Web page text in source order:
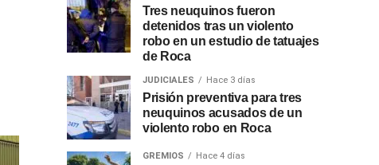
Tres neuquinos fueron
detenidos tras un violento
robo en un estudio de tatuajes
de Roca
JUDICIALES Hace 3 días
Prisión preventiva para tres
neuquinos acusados de un
violento robo en Roca
GREMIOS Hace 4 días